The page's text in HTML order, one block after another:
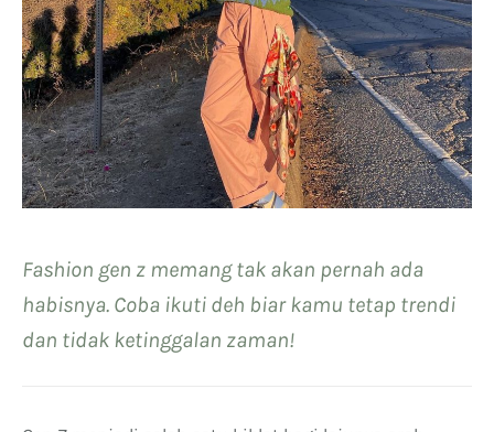
Fashion gen z memang tak akan pernah ada
habisnya. Coba ikuti deh biar kamu tetap trendi
dan tidak ketinggalan zaman!